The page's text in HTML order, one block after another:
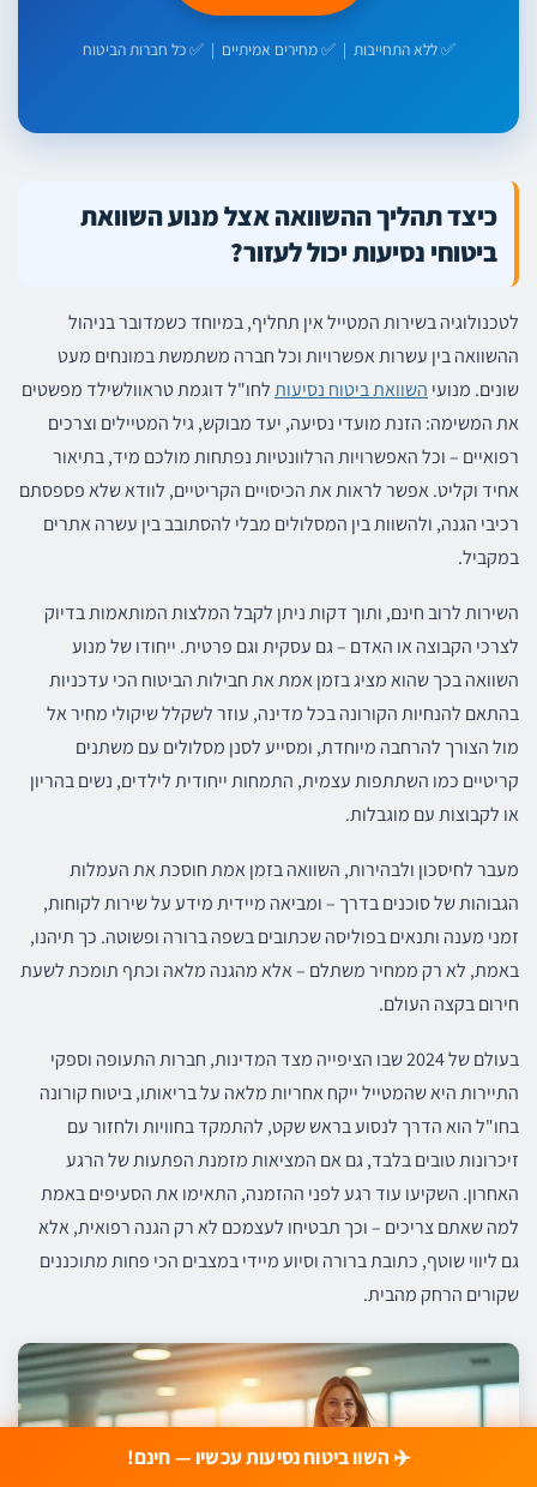
✈️ השוו ביטוח נסיעות עכשיו — חינם!
✅ ללא התחייבות | ✅ מחירים אמיתיים | ✅ כל חברות הביטוח
כיצד תהליך ההשוואה אצל מנוע השוואת
ביטוחי נסיעות יכול לעזור?
לטכנולוגיה בשירות המטייל אין תחליף, במיוחד כשמדובר בניהול
ההשוואה בין עשרות אפשרויות וכל חברה משתמשת במונחים מעט
שונים. מנועי השוואת ביטוח נסיעותלחו"ל דוגמת טראוולשילד מפשטים
את המשימה: הזנת מועדי נסיעה, יעד מבוקש, גיל המטיילים וצרכים
רפואיים – וכל האפשרויות הרלוונטיות נפתחות מולכם מיד, בתיאור
אחיד וקליט. אפשר לראות את הכיסויים הקריטיים, לוודא שלא פספסתם
רכיבי הגנה, ולהשוות בין המסלולים מבלי להסתובב בין עשרה אתרים
במקביל.
השירות לרוב חינם, ותוך דקות ניתן לקבל המלצות המותאמות בדיוק
לצרכי הקבוצה או האדם – גם עסקית וגם פרטית. ייחודו של מנוע
השוואה בכך שהוא מציג בזמן אמת את חבילות הביטוח הכי עדכניות
בהתאם להנחיות הקורונה בכל מדינה, עוזר לשקלל שיקולי מחיר אל
מול הצורך להרחבה מיוחדת, ומסייע לסנן מסלולים עם משתנים
קריטיים כמו השתתפות עצמית, התמחות ייחודית לילדים, נשים בהריון
או לקבוצות עם מוגבלות.
מעבר לחיסכון ולבהירות, השוואה בזמן אמת חוסכת את העמלות
הגבוהות של סוכנים בדרך – ומביאה מיידית מידע על שירות לקוחות,
זמני מענה ותנאים בפוליסה שכתובים בשפה ברורה ופשוטה. כך תיהנו,
באמת, לא רק ממחיר משתלם – אלא מהגנה מלאה וכתף תומכת לשעת
חירום בקצה העולם.
בעולם של 2024 שבו הציפייה מצד המדינות, חברות התעופה וספקי
התיירות היא שהמטייל ייקח אחריות מלאה על בריאותו, ביטוח קורונה
בחו"ל הוא הדרך לנסוע בראש שקט, להתמקד בחוויות ולחזור עם
זיכרונות טובים בלבד, גם אם המציאות מזמנת הפתעות של הרגע
האחרון. השקיעו עוד רגע לפני ההזמנה, התאימו את הסעיפים באמת
למה שאתם צריכים – וכך תבטיחו לעצמכם לא רק הגנה רפואית, אלא
גם ליווי שוטף, כתובת ברורה וסיוע מיידי במצבים הכי פחות מתוכננים
שקורים הרחק מהבית.